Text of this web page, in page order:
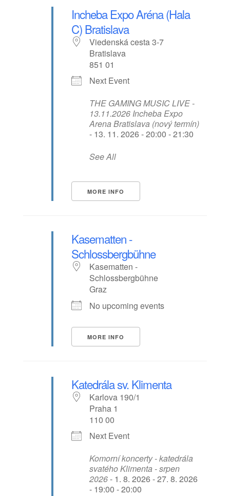
Incheba Expo Aréna (Hala
C) Bratislava
Viedenská cesta 3-7
Bratislava
851 01
Next Event
THE GAMING MUSIC LIVE -
13.11.2026 Incheba Expo
Arena Bratislava (nový termín)
- 13. 11. 2026 - 20:00 - 21:30
See All
MORE INFO
Kasematten -
Schlossbergbühne
Kasematten -
Schlossbergbühne
Graz
No upcoming events
MORE INFO
Katedrála sv. Klimenta
Karlova 190/1
Praha 1
110 00
Next Event
Komorní koncerty - katedrála
svatého Klimenta - srpen
2026- 1. 8. 2026 - 27. 8. 2026
- 19:00 - 20:00